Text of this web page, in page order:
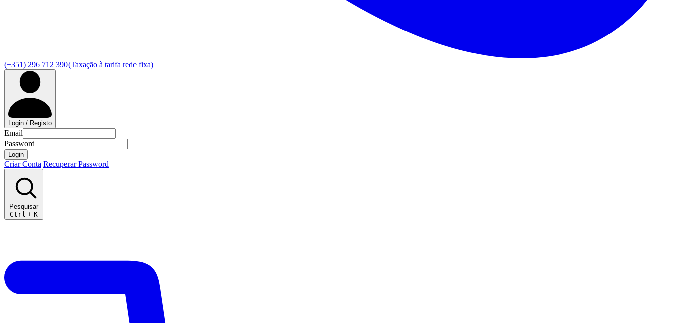
(+351) 296 712 390(Taxação à tarifa rede fixa)
Login / Registo
Email
Password
Login
Criar Conta Recuperar Password
Pesquisar
Ctrl + K